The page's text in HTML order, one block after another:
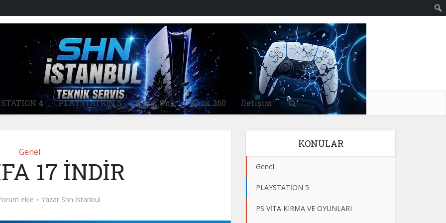
4 PLAYSTATİON 5 Xbox One Xbox 360 İletişim
Genel
17 İNDİR
ekle Yazar Shn İstanbul
KONULAR
Genel
PLAYSTATİON 5
PS VİTA KIRMA VE OYUNLARI